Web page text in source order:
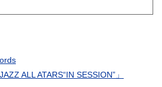
ALL ATARS“IN SESSION”」